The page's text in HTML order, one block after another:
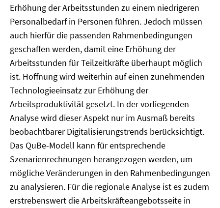
Erhöhung der Arbeitsstunden zu einem niedrigeren
Personalbedarf in Personen führen. Jedoch müssen
auch hierfür die passenden Rahmenbedingungen
geschaffen werden, damit eine Erhöhung der
Arbeitsstunden für Teilzeitkräfte überhaupt möglich
ist. Hoffnung wird weiterhin auf einen zunehmenden
Technologieeinsatz zur Erhöhung der
Arbeitsproduktivität gesetzt. In der vorliegenden
Analyse wird dieser Aspekt nur im Ausmaß bereits
beobachtbarer Digitalisierungstrends berücksichtigt.
Das QuBe-Modell kann für entsprechende
Szenarienrechnungen herangezogen werden, um
mögliche Veränderungen in den Rahmenbedingungen
zu analysieren. Für die regionale Analyse ist es zudem
erstrebenswert die Arbeitskräfteangebotsseite in